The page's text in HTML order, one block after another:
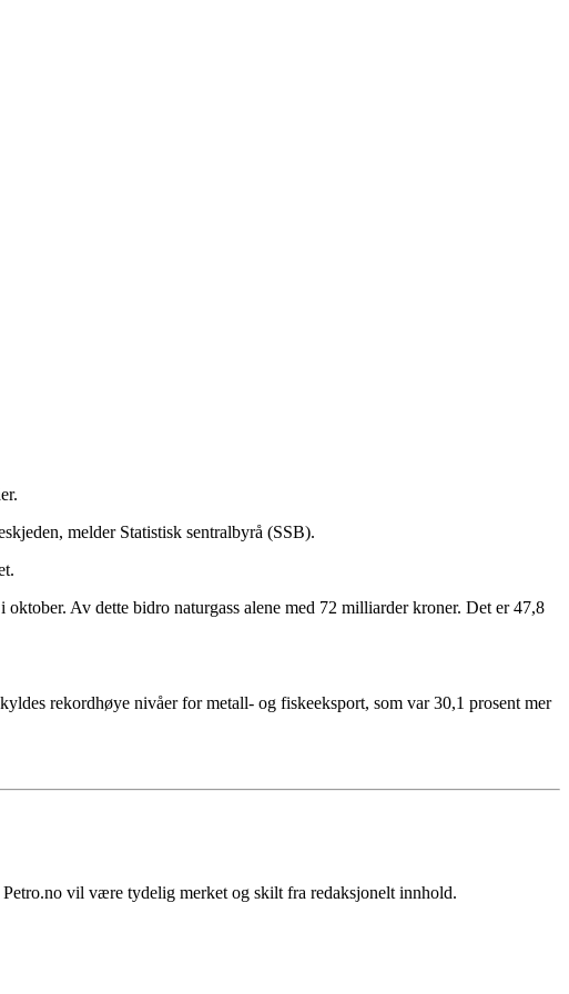
melder Statistisk sentralbyrå (SSB).
Av dette bidro naturgass alene med 72 milliarder kroner. Det er 47,8
rekordhøye nivåer for metall- og fiskeeksport, som var 30,1 prosent mer
vil være tydelig merket og skilt fra redaksjonelt innhold.